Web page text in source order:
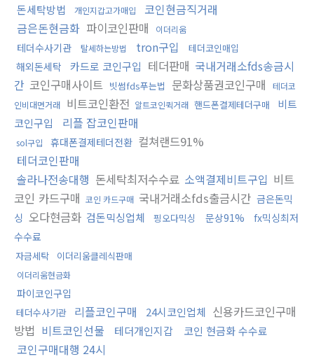
돈세탁방법 개인지갑고가매입
코인현금직거래
금은돈현금화 파이코인판매 이더리움
테더수사기관 탈세하는방법 tron구입 테더코인매입
해외돈세탁 카드로 코인구입 테더판매 국내거래소fds송금시
간 코인구매사이트 빗썸fds푸는법 문화상품권코인구매
테더코
인비대면거래 비트코인환전 알트코인퀵거래 핸드폰결제테더구매
비트
코인구입
리플 잡코인판매
sol구입 휴대폰결제테더전환 컬쳐랜드91%
테더코인판매
솔라나전송대행 돈세탁최저수수료 소액결제비트구입 비트
코인 카드구매 코인 카드구매 국내거래소fds출금시간 금은돈믹
싱 오다현금화 검돈믹싱업체 핑오다믹싱 문상91%
fx믹싱최저
수수료
자금세탁 이더리움클레식판매
이더리움현금화
파이코인구입
테더수사기관 리플코인구매 24시코인업체 신용카드코인구매
방법 비트코인선물 테더개인지갑 코인 현금화 수수료
코인구매대행 24시